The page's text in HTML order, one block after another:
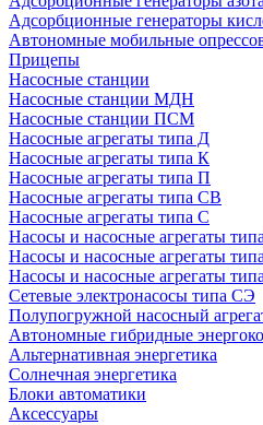
Адсорбционные генераторы
Автономные мобильные
Прицепы
Насосные станции
Насосные станции МДН
Насосные станции ПСМ
Насосные агрегаты типа Д
Насосные агрегаты типа К
Насосные агрегаты типа П
Насосные агрегаты типа СВ
Насосные агрегаты типа С
Насосы и насосные агрегаты
Насосы и насосные агрегаты
Насосы и насосные агрегаты
Сетевые электронасосы типа СЭ
Полупогружной насосный
Автономные гибридные
Альтернативная энергетика
Солнечная энергетика
Блоки автоматики
Аксессуары